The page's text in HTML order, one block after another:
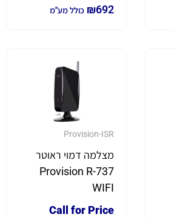
₪692 כולל מע"מ
Provision-ISR
מצלמה דמוי ראוטר
Provision R-737
WIFI
Call for Price